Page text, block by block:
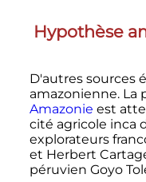
Hypothèse
D'autres sources
amazonienne. La
Amazonie est
cité agricole inca
explorateurs
et Herbert
péruvien Goyo